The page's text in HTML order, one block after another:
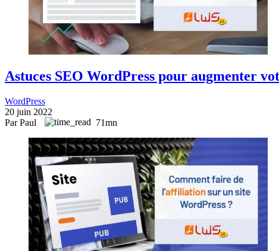
Astuces SEO WordPress pour augmenter
WordPress
20 juin 2022
Par Paul
71mn